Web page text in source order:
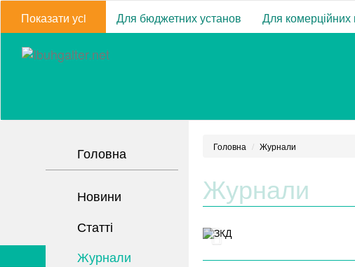
Показати усi Для бюджетних установ Для комерційних
Головна
Новини
Статті
Журнали
Головна Журнали
Журнали